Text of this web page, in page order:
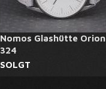
Nomos Glashütte Orion
324
SOLGT